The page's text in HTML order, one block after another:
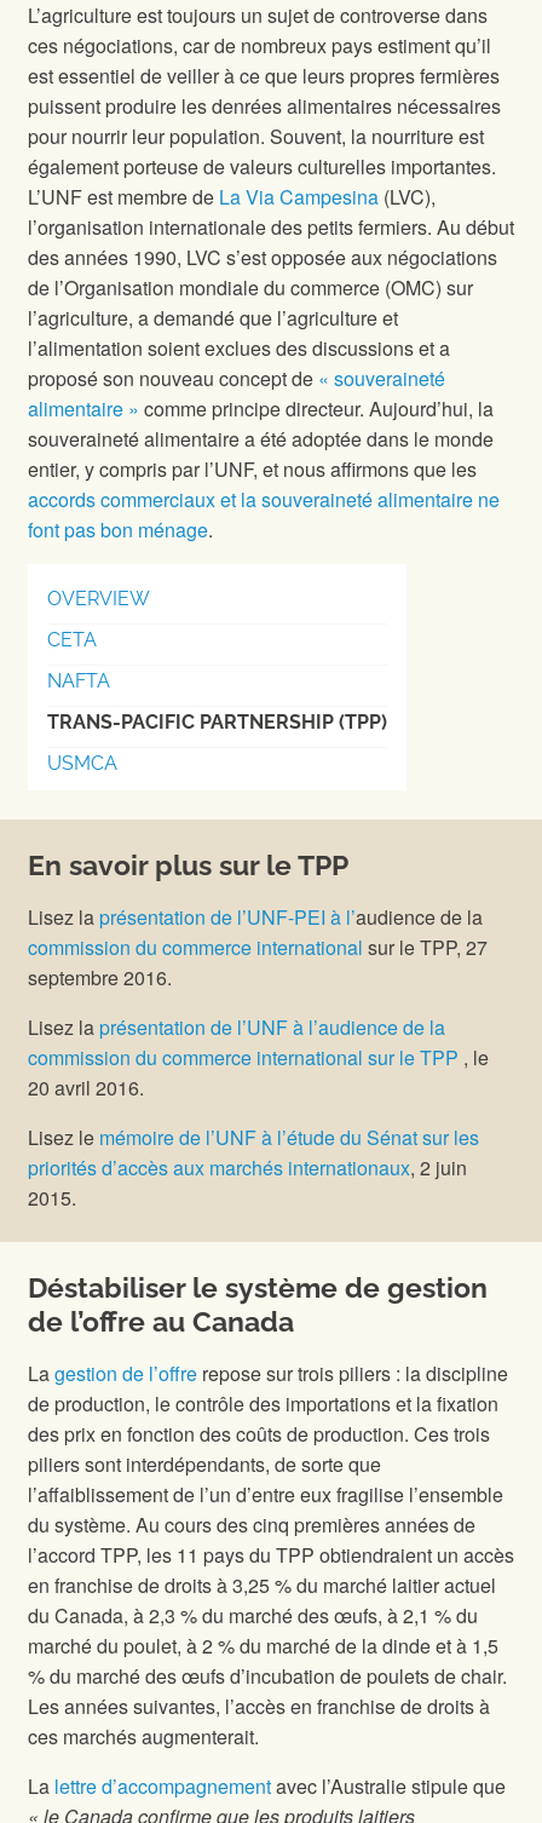
L’agriculture est toujours un sujet de controverse dans
ces négociations, car de nombreux pays estiment qu’il
est essentiel de veiller à ce que leurs propres fermières
puissent produire les denrées alimentaires nécessaires
pour nourrir leur population. Souvent, la nourriture est
également porteuse de valeurs culturelles importantes.
L’UNF est membre de La Via Campesina (LVC),
l’organisation internationale des petits fermiers. Au début
des années 1990, LVC s’est opposée aux négociations
de l’Organisation mondiale du commerce (OMC) sur
l’agriculture, a demandé que l’agriculture et
l’alimentation soient exclues des discussions et a
proposé son nouveau concept de « souveraineté
alimentaire » comme principe directeur. Aujourd’hui, la
souveraineté alimentaire a été adoptée dans le monde
entier, y compris par l’UNF, et nous affirmons que les
accords commerciaux et la souveraineté alimentaire ne
font pas bon ménage.
OVERVIEW
CETA
NAFTA
TRANS-PACIFIC PARTNERSHIP (TPP)
USMCA
En savoir plus sur le TPP
Lisez laprésentation de l’UNF-PEI à l’audience de la
commission du commerce international sur le TPP, 27
septembre 2016.
Lisez laprésentation de l’UNF à l’audience de la
commission du commerce international sur le TPP , le
20 avril 2016.
Lisez le mémoire de l’UNF à l’étude du Sénat sur les
priorités d’accès aux marchés internationaux, 2 juin
2015.
Déstabiliser le système de gestion
de l’offre au Canada
Lagestion de l’offre repose sur trois piliers : la discipline
de production, le contrôle des importations et la fixation
des prix en fonction des coûts de production. Ces trois
piliers sont interdépendants, de sorte que
l’affaiblissement de l’un d’entre eux fragilise l’ensemble
du système. Au cours des cinq premières années de
l’accord TPP, les 11 pays du TPP obtiendraient un accès
en franchise de droits à 3,25 % du marché laitier actuel
du Canada, à 2,3 % du marché des œufs, à 2,1 % du
marché du poulet, à 2 % du marché de la dinde et à 1,5
% du marché des œufs d’incubation de poulets de chair.
Les années suivantes, l’accès en franchise de droits à
ces marchés augmenterait.
La lettre d’accompagnementavec l’Australie stipule que
« le Canada confirme que les produits laitiers